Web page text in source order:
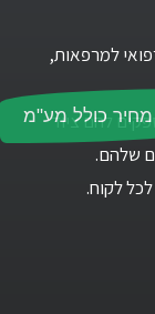
כולל מע"מ
למרפאות,
להם ציוד
שלהם.
לקוח.